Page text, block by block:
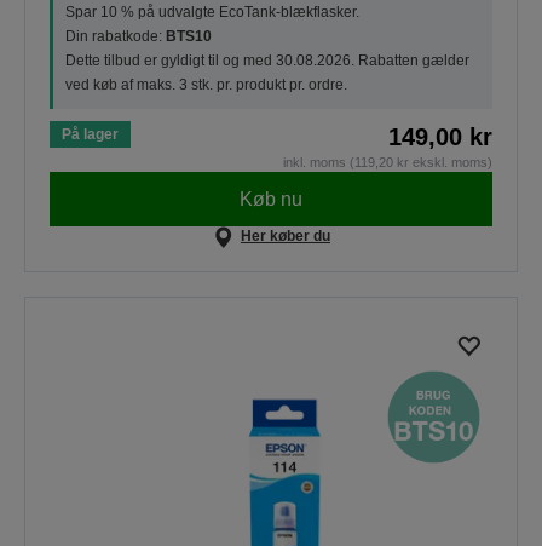
Spar 10 % på udvalgte EcoTank-blækflasker.
Din rabatkode: BTS10
Dette tilbud er gyldigt til og med 30.08.2026. Rabatten gælder
ved køb af maks. 3 stk. pr. produkt pr. ordre.
På lager 149,00 kr
inkl. moms (119,20 kr ekskl. moms)
Køb nu
Her køber du